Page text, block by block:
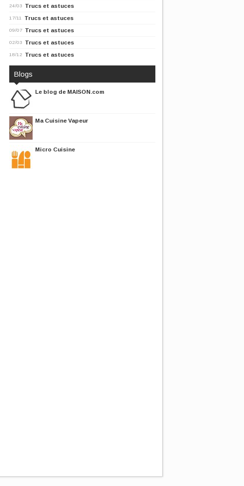
24/03 Trucs et astuces
17/11 Trucs et astuces
09/07 Trucs et astuces
02/03 Trucs et astuces
18/12 Trucs et astuces
Blogs
Le blog de MAISON.com
Ma Cuisine Vapeur
Micro Cuisine